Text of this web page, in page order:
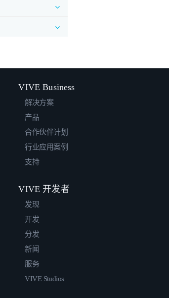
VIVE Business
解决方案
产品
合作伙伴计划
行业应用案例
支持
VIVE 开发者
发现
开发
分发
新闻
服务
VIVE Studios